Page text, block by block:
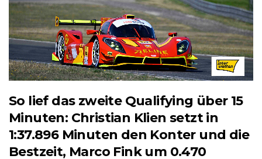
So lief das zweite Qualifying über 15
Minuten: Christian Klien setzt in
1:37.896 Minuten den Konter und die
Bestzeit, Marco Fink um 0.470